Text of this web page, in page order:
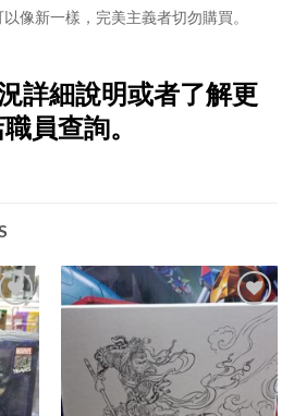
像新一樣，完美主義者切勿購買。
詳細說明或者了解更
員查詢。